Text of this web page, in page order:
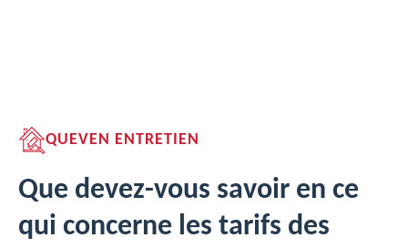
QUEVEN ENTRETIEN
Que devez-vous savoir en ce
qui concerne les tarifs des